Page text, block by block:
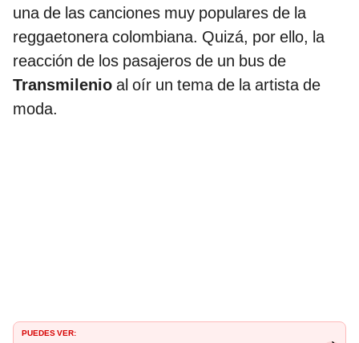
una de las canciones muy populares de la
reggaetonera colombiana. Quizá, por ello, la
reacción de los pasajeros de un bus de
Transmilenio al oír un tema de la artista de
moda.
PUEDES VER: